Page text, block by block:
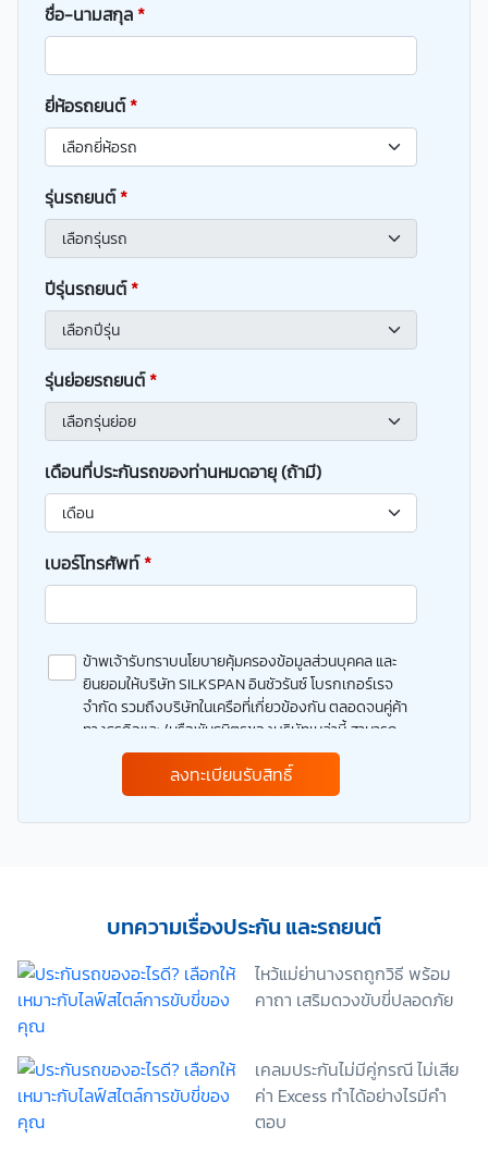
ชื่อ-นามสกุล*
ยี่ห้อรถยนต์*
รุ่นรถยนต์*
ปีรุ่นรถยนต์*
รุ่นย่อยรถยนต์*
เดือนที่ประกันรถของท่านหมดอายุ (ถ้ามี)
เบอร์โทรศัพท์*
ข้าพเจ้ารับทราบนโยบายคุ้มครองข้อมูลส่วนบุคคล และ
ยินยอมให้บริษัท SILKSPAN อินชัวรันซ์ โบรกเกอร์เรจ
จำกัด รวมถึงบริษัทในเครือที่เกี่ยวข้องกัน ตลอดจนคู่ค้า
ทางธุรกิจและ/หรือพันธมิตรของบริษัทเหล่านี้ สามารถ
เก็บ ใช้ และ/หรือ เปิดเผยข้อมูลส่วนบุคคลและข้อมูลส่วน
บุคคลที่มีความอ่อนไหวของข้าพเจ้า เพื่อวัตถุประสงค์ใน
การดำเนินการติดต่อและนำเสนอข้อมูลสำหรับการขาย
ผลิตภัณฑ์ การจัดทำรายการส่งเสริมการขายและการ
อื่นๆ ท่านสามารถอ่านรายละเอียดนโยบายคุ้มครองข้อมูล
ส่วนบุคคลและสิทธิของเจ้าของข้อมูลส่วนบุคคลได้ที่
ความยินยอม ทั้งนี้ ก่อนการแสดงเจตนา ข้าพเจ้าได้อ่าน
รายละเอียดจากเอกสารชี้แจงข้อมูล หรือได้รับคำอธิบาย
และมีความเข้าใจดีแล้ว ข้าพเจ้าให้ความยินยอมหรือปฏิเสธ
ไม่ให้ความยินยอมในเอกสารนี้ด้วยความสมัครใจ
ปราศจากการบังคับหรือชักจูง และข้าพเจ้าทราบว่า
ลงทะเบียนรับสิทธิ์
บทความเรื่องประกัน และรถยนต์
ไหว้แม่ย่านางรถถูกวิธี พร้อม
คาถา เสริมดวงขับขี่ปลอดภัย
เคลมประกันไม่มีคู่กรณี ไม่เสีย
ค่า Excess ทำได้อย่างไรมีคำ
ตอบ